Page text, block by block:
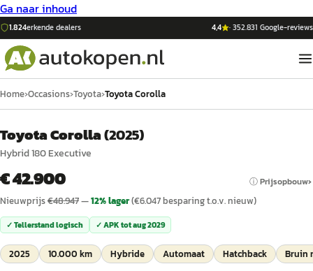
Ga naar inhoud
1.824erkende dealers 4,4 ·352.831 Google-reviews
Home›Occasions›Toyota›Toyota Corolla
Toyota Corolla(2025)
Hybrid 180 Executive
€ 42.900 ⓘ Prijsopbouw
Nieuwprijs€48.947—12% lager(€6.047besparing t.o.v. nieuw)
✓ Tellerstand logisch ✓ APK totaug 2029
2025 10.000 km Hybride Automaat Hatchback Bruin